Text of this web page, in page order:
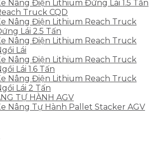
Nâng Điện Lithium Đứng Lái 1.5 Tấn
Truck CQD
Nâng Điện Lithium Reach Truck
Lái 2.5 Tấn
Nâng Điện Lithium Reach Truck
Lái
Nâng Điện Lithium Reach Truck
Lái 1.6 Tấn
Nâng Điện Lithium Reach Truck
Lái 2 Tấn
TỰ HÀNH AGV
Nâng Tự Hành Pallet Stacker AGV